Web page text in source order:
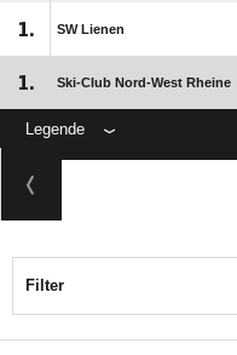
1. SW Lienen
1. Ski-Club Nord-West Rheine
Legende
Filter